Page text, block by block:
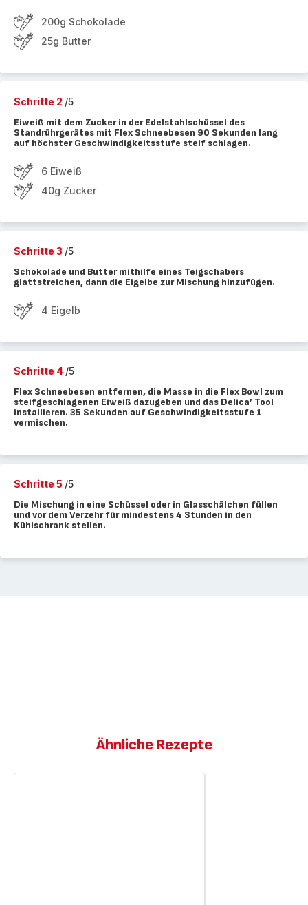
200g Schokolade
25g Butter
Schritte 2 /5
Eiweiß mit dem Zucker in der Edelstahlschüssel des
Standrührgerätes mit Flex Schneebesen 90 Sekunden lang
auf höchster Geschwindigkeitsstufe steif schlagen.
6 Eiweiß
40g Zucker
Schritte 3 /5
Schokolade und Butter mithilfe eines Teigschabers
glattstreichen, dann die Eigelbe zur Mischung hinzufügen.
4 Eigelb
Schritte 4 /5
Flex Schneebesen entfernen, die Masse in die Flex Bowl zum
steifgeschlagenen Eiweiß dazugeben und das Delica’ Tool
installieren. 35 Sekunden auf Geschwindigkeitsstufe 1
vermischen.
Schritte 5 /5
Die Mischung in eine Schüssel oder in Glasschälchen füllen
und vor dem Verzehr für mindestens 4 Stunden in den
Kühlschrank stellen.
Ähnliche Rezepte